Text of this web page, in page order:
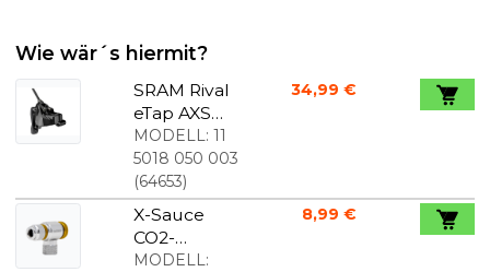
Wie wär´s hiermit?
SRAM Rival
eTap AXS
HRD
Bremssattel
Flat Mount
For/Bag
MODELL: 11
5018 050 003
(64653)
34,99 €
X-Sauce
CO2-
Kartuschen
MODELL:
8,99 €